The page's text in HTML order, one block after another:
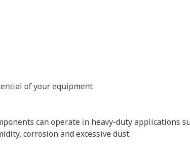
of your equipment
can operate in heavy-duty applications
corrosion and excessive dust.